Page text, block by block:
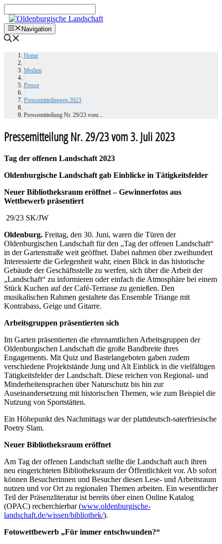
Inhalt
springenNavigation
Home
Medien
Presse
Pressemitteilungen 2023
Pressemitteilung Nr. 29/23 vom...
Pressemitteilung Nr. 29/23 vom 3. Juli 2023
Tag der offenen Landschaft 2023
Oldenburgische Landschaft gab Einblicke in Tätigkeitsfelder
Neuer Bibliotheksraum eröffnet – Gewinnerfotos aus
Wettbewerb präsentiert
29/23 SK/JW
Oldenburg. Freitag, den 30. Juni, waren die Türen der
Oldenburgischen Landschaft für den „Tag der offenen Landschaft“
in der Gartenstraße weit geöffnet. Dabei nahmen über zweihundert
Interessierte die Gelegenheit wahr, einen Blick in das historische
Gebäude der Geschäftsstelle zu werfen, sich über die Arbeit der
„Landschaft“ zu informieren oder einfach die Atmosphäre bei einem
Stück Kuchen auf der Café-Terrasse zu genießen. Den
musikalischen Rahmen gestaltete das Ensemble Triange mit
Kontrabass, Geige und Gitarre.
Arbeitsgruppen präsentierten sich
Im Garten präsentierten die ehrenamtlichen Arbeitsgruppen der
Oldenburgischen Landschaft die große Bandbreite ihres
Engagements. Mit Quiz und Bastelangeboten gaben zudem
verschiedene Projektstände Jung und Alt Einblick in die vielfältigen
Tätigkeitsfelder der Landschaft. Diese reichen von Regional- und
Minderheitensprachen über Naturschutz bis hin zur
Auseinandersetzung mit historischen Themen, wie zum Beispiel die
Nutzung von Sportstätten.
Ein Höhepunkt des Nachmittags war der plattdeutsch-saterfriesische
Poetry Slam.
Neuer Bibliotheksraum eröffnet
Am Tag der offenen Landschaft stellte die Landschaft auch ihren
neu eingerichteten Bibliotheksraum der Öffentlichkeit vor. Ab sofort
können Besucherinnen und Besucher diesen Lese- und Arbeitsraum
nutzen und vor Ort zu regionalen Themen arbeiten. Ein wesentlicher
Teil der Präsenzliteratur ist bereits über einen Online Katalog
(OPAC) recherchierbar (www.oldenburgische-
landschaft.de/wissen/bibliothek/).
Fotowettbewerb „Für immer entschwunden?“